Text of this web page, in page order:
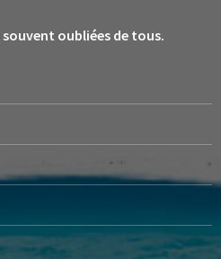
souvent oubliées de tous.